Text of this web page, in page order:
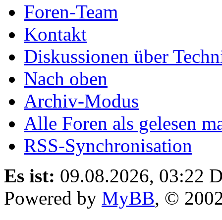
Foren-Team
Kontakt
Diskussionen über
Nach oben
Archiv-Modus
Alle Foren als gelesen
RSS-Synchronisation
Es ist: 09.08.2026, 03:22
Powered by MyBB, ©